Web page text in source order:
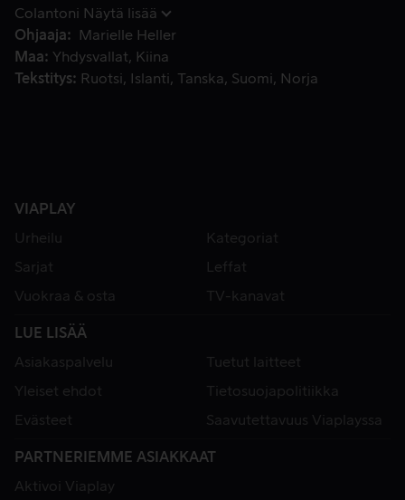
Colantoni Näytä lisää
Ohjaaja
Marielle Heller
Maa
Yhdysvallat
Kiina
Tekstitys
Ruotsi Islanti Tanska Suomi Norja
VIAPLAY
Urheilu
Kategoriat
Sarjat
Leffat
Vuokraa & osta
TV-kanavat
LUE LISÄÄ
Asiakaspalvelu
Tuetut laitteet
Yleiset ehdot
Tietosuojapolitiikka
Evästeet
Saavutettavuus Viaplayssa
PARTNERIEMME ASIAKKAAT
Aktivoi Viaplay